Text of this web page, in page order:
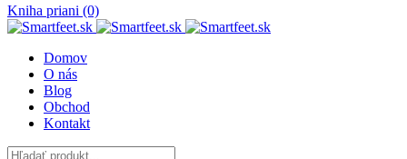
Kniha priani (0)
Domov
O nás
Blog
Obchod
Kontakt